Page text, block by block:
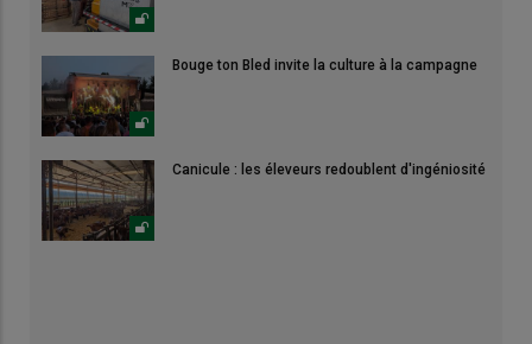
Bouge ton Bled invite la culture à la campagne
Canicule : les éleveurs redoublent d'ingéniosité